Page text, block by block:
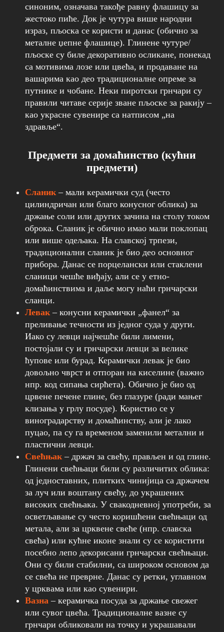
синоним, означава такође равну флашицу за
жестоко пиће. Док је чутура више народни
израз, пљоска се користи и данас (обично за
металне џепне флашице). Глинене чутуре/
пљоске су биле декоративно осликане, понекад
са мотивима лозе или цвећа, и продаване на
вашарима као део традиционалне опреме за
путнике и чобане. Неки пиротски грнчари су
правили читаве серије званe пљоске за ракију –
као украсне сувенире са натписом „на
здравље“.
Предмети за домаћинство (кућни
предмети)
Сланик– мали керамички суд (често
цилиндричан или благо конусног облика) за
држање соли или других зачина на столу током
оброка. Сланик је обично имао мали поклопац
или више одељака. На славској трпези,
традиционални сланик је био део основног
прибора. Данас се порцелански или стаклени
сланици чешће виђају, али се у етно-
домаћинствима и даље могу наћи грнчарски
сланци.
Левак– конусни керамички „фанел“ за
преливање течности из једног суда у други.
Иако су левци најчешће били лимени,
постојали су и грнчарски левци за велике
ћупове или бурад. Керамички левак је био
довољно чврст и отпоран на киселине (важно
нпр. код сипања сирћета). Обично је био од
црвене печене глине, без глазуре (ради мањег
клизања у грлу посуде). Користио се у
виноградарству и домаћинству, али је лако
пуцао, па су га временом заменили метални и
пластични левци.
Свећњак– држач за свећу, прављен и од глине.
Глинени свећњаци били су различитих облика:
од једноставних, плитких чинијица са држачем
за луч или воштану свећу, до украшених
високих свећњака. У свакодневној употреби, за
осветљавање су често коришћени свећњаци од
метала, али за црквене свеће (нпр. славска
свећа) или кућне иконе знали су се користити
посебно лепо декорисани грнчарски свећњаци.
Они су били стабилни, са широком основом да
се свећа не преврне. Данас су ретки, углавном
у црквама или као сувенири.
Вазна – керамичка посуда за држање свежег
или сувог цвећа. Традиционалне вазне су
грнчари обликовали на точку и украшавали